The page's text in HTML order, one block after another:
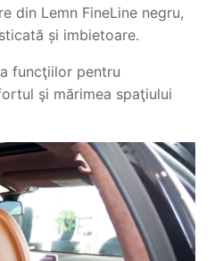
din Lemn FineLine negru,
și imbietoare.
funcţiilor pentru
şi mărimea spaţiului